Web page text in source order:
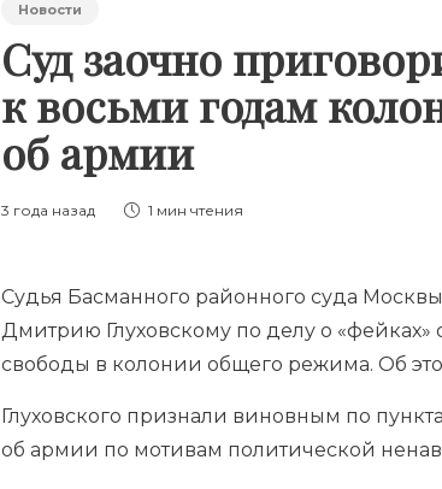
Новости
Суд заочно
к восьми годам
об армии
3 года назад 1 мин чтения
Судья Басманного районного суда
Дмитрию Глуховскому по делу о
свободы в колонии общего режима. Об
Глуховского признали виновным по
об армии по мотивам политической